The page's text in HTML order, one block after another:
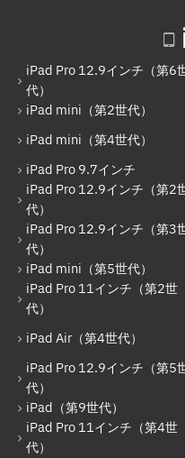
iPad Pro 12.9インチ
iPad Pro 11インチ（
iPad mini（第5世代）
iPad（第7世代）
iPad Air（第4世代）
iPad Pro 12.9インチ
iPad mini（第6世代）
iPad（第9世代）
iPad Pro 12.9インチ（第6
代）
iPad mini（第2世代）
iPad mini（第4世代）
iPad Pro 9.7インチ
iPad Pro 12.9インチ（第2
代）
iPad Pro 12.9インチ（第3
代）
iPad mini（第5世代）
iPad Pro 11インチ（第2世
代）
iPad Air（第4世代）
iPad Pro 12.9インチ（第5
代）
iPad（第9世代）
iPad Pro 11インチ（第4世
代）